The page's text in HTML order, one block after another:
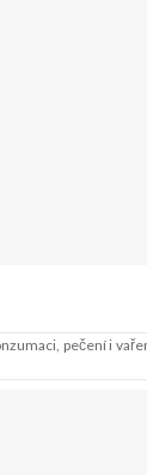
pečení i